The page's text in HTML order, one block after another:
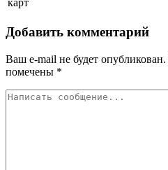
карт
Добавить комментарий
Ваш e-mail не будет опубликован.
помечены *